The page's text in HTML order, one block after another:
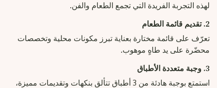
لهذه التجربة الفريدة التي تجمع الطعام والفن.
2. تقديم قائمة الطعام
تعرّف على قائمة مختارة بعناية تبرز مكونات محلية وتخصصات
محضّرة على يد طاهٍ موهوب.
3. وجبة متعددة الأطباق
استمتع بوجبة هادئة من 3 أطباق تتألق بنكهات وتقديمات مميزة،